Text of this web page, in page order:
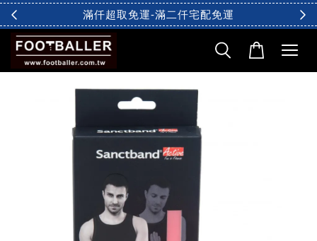
滿仟超取免運-滿二仟宅配免運